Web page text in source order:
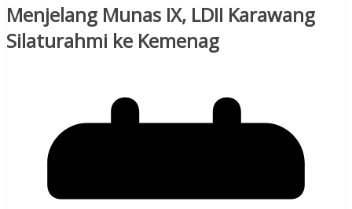
Menjelang Munas IX, LDII Karawang
Silaturahmi ke Kemenag